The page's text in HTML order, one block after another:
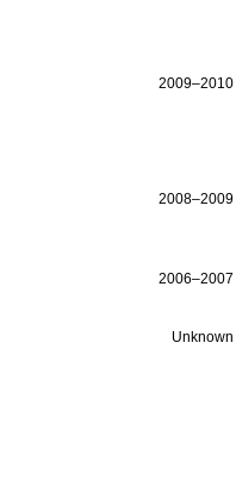
2009–2010
2008–2009
2006–2007
Unknown